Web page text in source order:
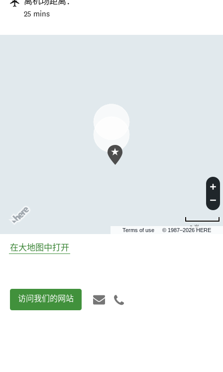
25 mins
Terms of use © 1987–2026 HERE
2 米
在大地图中打开
访问我们的网站